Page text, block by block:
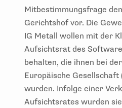
Mitbestimmungsfrage
Gerichtshof vor. Die
IG Metall wollen mit der
Aufsichtsrat des
behalten, die ihnen bei
Europäische Gesellschaft
wurden. Infolge einer
Aufsichtsrates wurden